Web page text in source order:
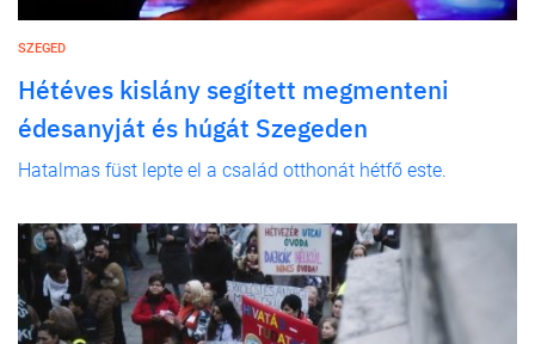
SZEGED
Hétéves kislány segített megmenteni
édesanyját és húgát Szegeden
Hatalmas füst lepte el a család otthonát hétfő este.